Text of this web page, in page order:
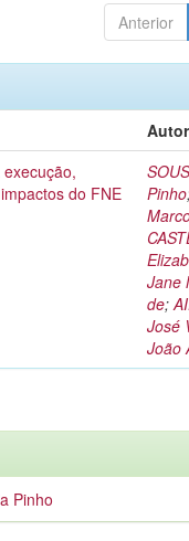
Anterior
do FNE
Pinho
Jane
de;
José
João
Pinho